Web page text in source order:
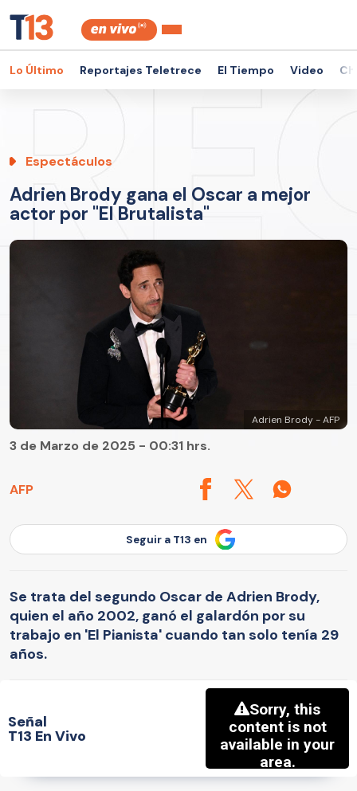
Lo Último Reportajes Teletrece El Tiempo Video
Espectáculos
Adrien Brody gana el Oscar a mejor
actor por "El Brutalista"
Adrien Brody - AFP
AFP
3 de Marzo de 2025 - 00:31 hrs.
Seguir a T13 en
Se trata del segundo Oscar de Adrien Brody,
quien el año 2002, ganó el galardón por su
trabajo en 'El Pianista' cuando tan solo tenía 29
años.
Señal
T13 En Vivo